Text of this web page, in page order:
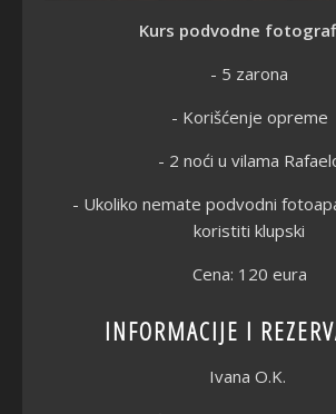
Kurs podvodne
- 5 zarona
- Korišćenje opreme
- 2 noći u vilama
- Ukoliko nemate podvodni
koristiti klupski
Cena: 120 eura
INFORMACIJE I
Ivana O.K.